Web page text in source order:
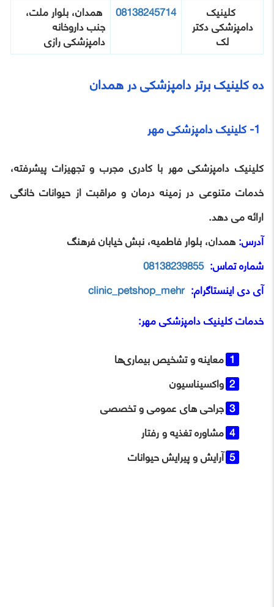
کلینیک
دامپزشکی دکتر
لک
08138245714 همدان، بلوار ملت،
جنب داروخانه
دامپزشکی رازی
ده کلینیک برتر دامپزشکی در همدان
کلینیک دامپزشکی مهر با کادری مجرب و تجهیزات پیشرفته،
خدمات متنوعی در زمینه درمان و مراقبت از حیوانات خانگی
ارائه می ‌دهد.
آدرس:همدان، بلوار فاطمیه، نبش خیابان فرهنگ
شماره تماس: 08138239855
آی ‌دی اینستاگرام: clinic_petshop_mehr
خدمات کلینیک دامپزشکی مهر:
معاینه و تشخیص بیماری‌ها
واکسیناسیون
جراحی ‌های عمومی و تخصصی
مشاوره تغذیه و رفتار
آرایش و پیرایش حیوانات